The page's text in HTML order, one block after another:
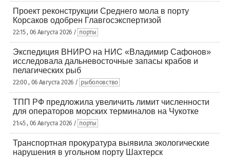
Проект реконструкции Среднего мола в порту
Корсаков одобрен Главгосэкспертизой
22:15 , 06 Августа 2026 / порты
Экспедиция ВНИРО на НИС «Владимир Сафонов»
исследовала дальневосточные запасы крабов и
пелагических рыб
22:00 , 06 Августа 2026 / рыболовство
ТПП РФ предложила увеличить лимит численности
для операторов морских терминалов на Чукотке
21:45 , 06 Августа 2026 / порты
Транспортная прокуратура выявила экологические
нарушения в угольном порту Шахтерск